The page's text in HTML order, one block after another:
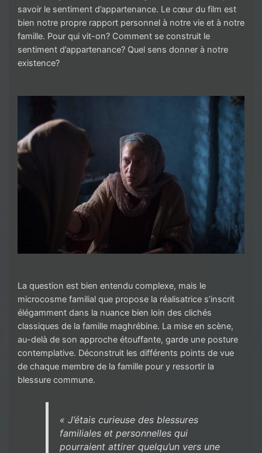
savoir le sentiment d’appartenance. Le cœur du film est
bien notre propre rapport personnel à notre vie et à notre
famille. Pour qui vit-on? Comment se construit le
sentiment d’appartenance? Quel sens donner à notre
existence?
La question est bien entendu complexe, mais le
microcosme familial que propose la réalisatrice s’inscrit
élégamment dans la nuance bien loin des clichés
classiques de la famille maghrébine. La mise en scène,
au-delà de son approche étouffante, garde une posture
contemplative. Déconstruit les différents points de vue
de chaque membre de la famille pour y ressortir la
blessure commune.
« J’étais curieuse des blessures
familiales et personnelles qui
pourraient attirer quelqu’un vers une